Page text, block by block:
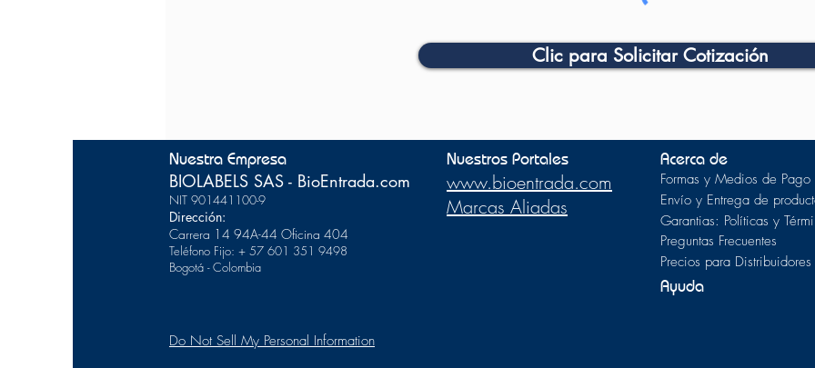
Clic para Solicitar Cotización
Nuestra Empresa
BIOLABELS SAS - BioEntrada.com
NIT 901441100-9
Dirección:
Carrera 14 94A-44 Oficina 404
Teléfono Fijo: + 57 601 351 9498
Bogotá - Colombia
Nuestros Portales
www.bioentrada.com
Marcas Aliadas
Do Not Sell My Personal Information
Acerca de
Formas y Medios de Pago
Envío y Entrega de
Garantias: Políticas y
Preguntas Frecuentes
Precios para Distribuidores
Ayuda